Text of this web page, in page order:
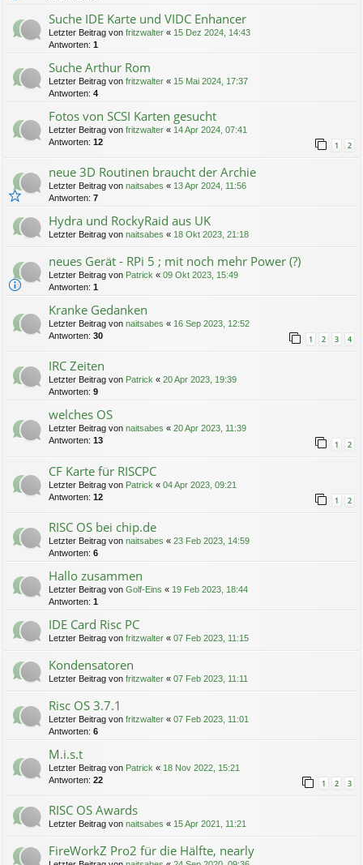
Suche IDE Karte und VIDC Enhancer
Letzter Beitrag von fritzwalter « 15 Dez 2024, 14:43
Antworten: 1
Suche Arthur Rom
Letzter Beitrag von fritzwalter « 15 Mai 2024, 17:37
Antworten: 4
Fotos von SCSI Karten gesucht
Letzter Beitrag von fritzwalter « 14 Apr 2024, 07:41
Antworten: 12 1 2
neue 3D Routinen braucht der Archie
Letzter Beitrag von naitsabes « 13 Apr 2024, 11:56
Antworten: 7
Hydra und RockyRaid aus UK
Letzter Beitrag von naitsabes « 18 Okt 2023, 21:18
neues Gerät - RPi 5 ; mit noch mehr Power (?)
Letzter Beitrag von Patrick « 09 Okt 2023, 15:49
Antworten: 1
Kranke Gedanken
Letzter Beitrag von naitsabes « 16 Sep 2023, 12:52
Antworten: 30 1 2 3 4
IRC Zeiten
Letzter Beitrag von Patrick « 20 Apr 2023, 19:39
Antworten: 9
welches OS
Letzter Beitrag von naitsabes « 20 Apr 2023, 11:39
Antworten: 13 1 2
CF Karte für RISCPC
Letzter Beitrag von Patrick « 04 Apr 2023, 09:21
Antworten: 12 1 2
RISC OS bei chip.de
Letzter Beitrag von naitsabes « 23 Feb 2023, 14:59
Antworten: 6
Hallo zusammen
Letzter Beitrag von Golf-Eins « 19 Feb 2023, 18:44
Antworten: 1
IDE Card Risc PC
Letzter Beitrag von fritzwalter « 07 Feb 2023, 11:15
Kondensatoren
Letzter Beitrag von fritzwalter « 07 Feb 2023, 11:11
Risc OS 3.7.1
Letzter Beitrag von fritzwalter « 07 Feb 2023, 11:01
Antworten: 6
M.i.s.t
Letzter Beitrag von Patrick « 18 Nov 2022, 15:21
Antworten: 22 1 2 3
RISC OS Awards
Letzter Beitrag von naitsabes « 15 Apr 2021, 11:21
FireWorkZ Pro2 für die Hälfte, nearly